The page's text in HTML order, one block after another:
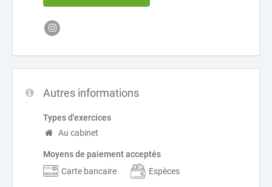
Autres informations
Types d'exercices
Au cabinet
Moyens de paiement acceptés
Carte bancaire
Espèces